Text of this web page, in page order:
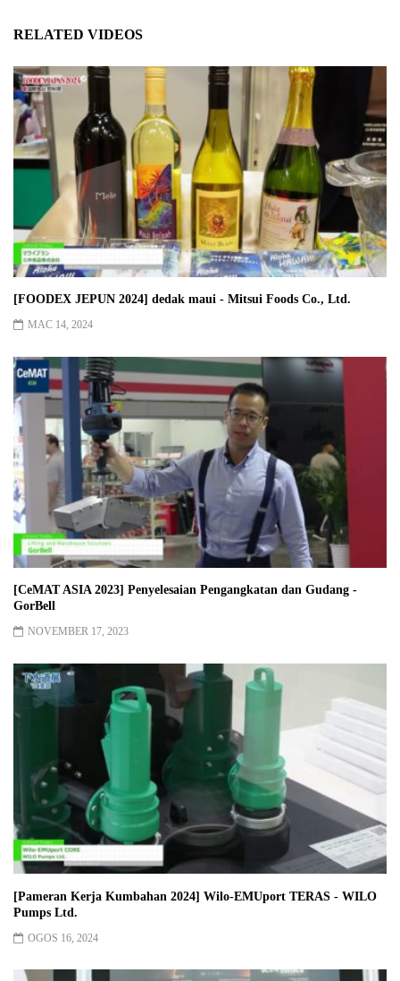
RELATED VIDEOS
[FOODEX JEPUN 2024] dedak maui - Mitsui Foods Co., Ltd.
MAC 14, 2024
[CeMAT ASIA 2023] Penyelesaian Pengangkatan dan Gudang -
GorBell
NOVEMBER 17, 2023
[Pameran Kerja Kumbahan 2024] Wilo-EMUport TERAS - WILO
Pumps Ltd.
OGOS 16, 2024